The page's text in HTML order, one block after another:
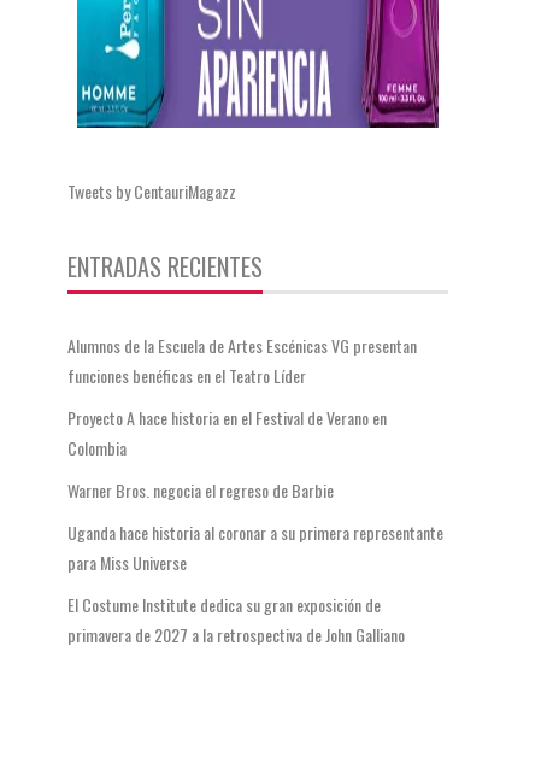
Tweets by CentauriMagazz
ENTRADAS RECIENTES
Alumnos de la Escuela de Artes Escénicas VG presentan
funciones benéficas en el Teatro Líder
Proyecto A hace historia en el Festival de Verano en
Colombia
Warner Bros. negocia el regreso de Barbie
Uganda hace historia al coronar a su primera representante
para Miss Universe
El Costume Institute dedica su gran exposición de
primavera de 2027 a la retrospectiva de John Galliano